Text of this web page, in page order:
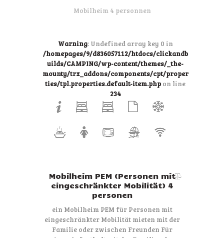
Mobilheim 4 personnen
Warning: Undefined array key 0 in
/homepages/9/d836057112/htdocs/clickandb
uilds/CAMPING/wp-content/themes/_the-
mounty/trx_addons/components/cpt/proper
ties/tpl.properties.default-item.php on line
234
Mobilheim PEM (Personen mit
eingeschränkter Mobilität) 4
personen
ein Mobilheim PEM für Personen mit
eingeschränkter Mobilität mieten mit der
Familie oder zwischen Freunden Für